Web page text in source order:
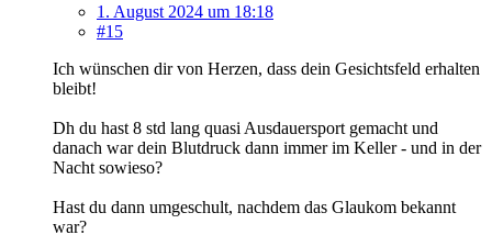
1. August 2024 um 18:18
#15
Ich wünschen dir von Herzen, dass dein Gesichtsfeld erhalten
bleibt!
Dh du hast 8 std lang quasi Ausdauersport gemacht und
danach war dein Blutdruck dann immer im Keller - und in der
Nacht sowieso?
Hast du dann umgeschult, nachdem das Glaukom bekannt
war?